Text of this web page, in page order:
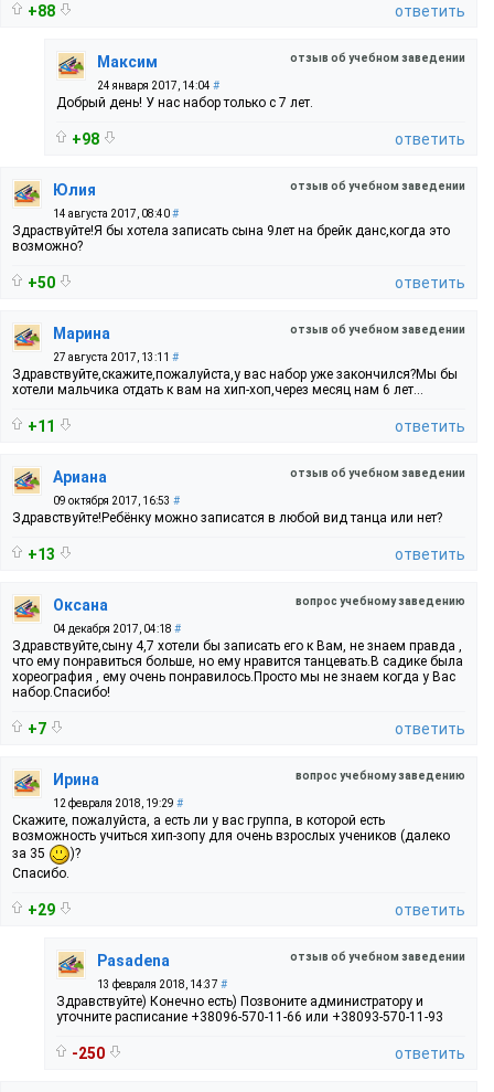
+88 ответить
отзыв об учебном заведении
Максим
24 января 2017, 14:04 #
Добрый день! У нас набор только с 7 лет.
+98 ответить
отзыв об учебном заведении
Юлия
14 августа 2017, 08:40#
Здраствуйте!Я бы хотела записать сына 9лет на брейк данс,когда это
возможно?
+50 ответить
отзыв об учебном заведении
Марина
27 августа 2017, 13:11 #
Здравствуйте,скажите,пожалуйста,у вас набор уже закончился?Мы бы
хотели мальчика отдать к вам на хип-хоп,через месяц нам 6 лет...
+11 ответить
отзыв об учебном заведении
Ариана
09 октября 2017, 16:53 #
Здравствуйте!Ребёнку можно записатся в любой вид танца или нет?
+13 ответить
вопрос учебному заведению
Оксана
04 декабря 2017, 04:18 #
Здравствуйте,сыну 4,7 хотели бы записать его к Вам, не знаем правда ,
что ему понравиться больше, но ему нравится танцевать.В садике была
хореография , ему очень понравилось.Просто мы не знаем когда у Вас
набор.Спасибо!
+7 ответить
вопрос учебному заведению
Ирина
12 февраля 2018, 19:29 #
Скажите, пожалуйста, а есть ли у вас группа, в которой есть
возможность учиться хип-зопу для очень взрослых учеников (далеко
за 35
)?
Спасибо.
+29 ответить
отзыв об учебном заведении
Pasadena
13 февраля 2018, 14:37 #
Здравствуйте) Конечно есть) Позвоните администратору и
уточните расписание +38096-570-11-66 или +38093-570-11-93
-250 ответить